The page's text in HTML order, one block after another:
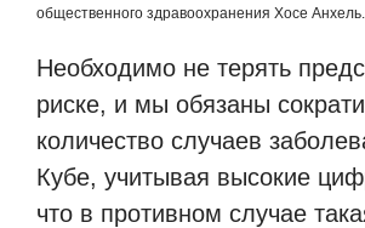
общественного здравоохранения Хосе Анхель.
Необходимо не терять
риске, и мы обязаны
количество случаев
Кубе, учитывая высокие
что в противном случае